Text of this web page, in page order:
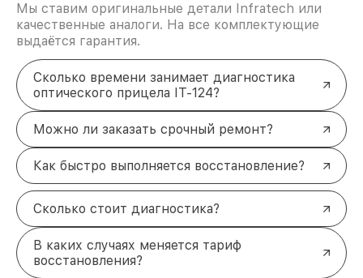
Мы ставим оригинальные детали Infratech или
качественные аналоги. На все комплектующие
выдаётся гарантия.
Сколько времени занимает диагностика
оптического прицела IT-124?
Можно ли заказать срочный ремонт?
Как быстро выполняется восстановление?
Сколько стоит диагностика?
В каких случаях меняется тариф
восстановления?